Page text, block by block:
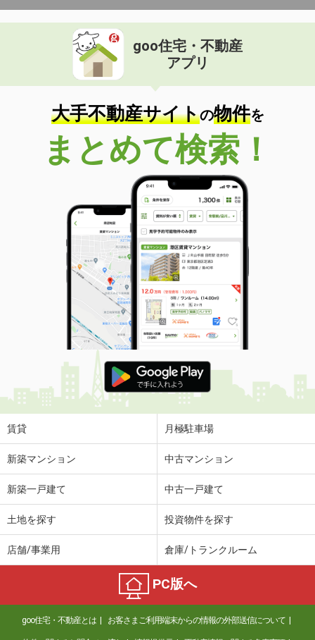
goo住宅・不動産
アプリ
大手不動産サイトの物件を
まとめて検索！
賃貸 月極駐車場
新築マンション 中古マンション
新築一戸建て 中古一戸建て
土地を探す 投資物件を探す
店舗/事業用 倉庫/トランクルーム
PC版へ
goo住宅・不動産とは お客さまご利用端末からの情報の外部送信について